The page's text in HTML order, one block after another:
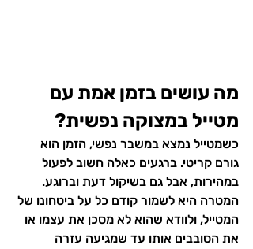
מה עושים בזמן אמת עם
מטייל במצוקה נפשית?
כשמטייל נמצא במשבר נפשי, הזמן הוא
גורם קריטי. ברגעים כאלה חשוב לפעול
במהירות, אבל גם בשיקול דעת וברוגע.
המטרה היא לשמור קודם כל על ביטחונו של
המטייל, ולוודא שהוא לא מסכן את עצמו או
את הסובבים אותו עד שמגיעה עזרה